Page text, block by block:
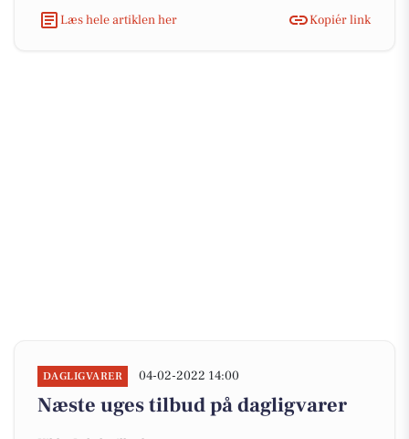
Læs hele artiklen her
Kopiér link
DAGLIGVARER 04-02-2022 14:00
Næste uges tilbud på dagligvarer